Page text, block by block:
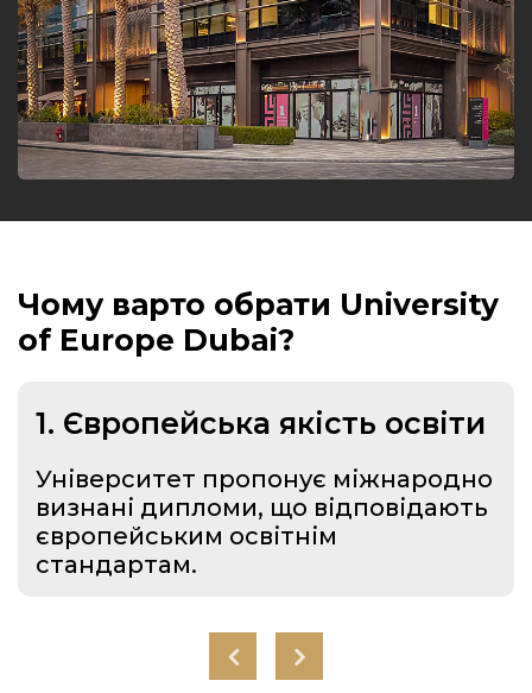
Чому варто обрати University
of Europe Dubai?
1. Європейська якість освіти
Університет пропонує міжнародно
визнані дипломи, що відповідають
європейським освітнім
стандартам.